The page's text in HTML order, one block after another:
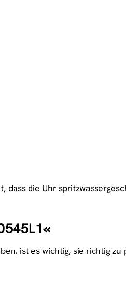
dass die Uhr
ist es wichtig, sie richtig zu